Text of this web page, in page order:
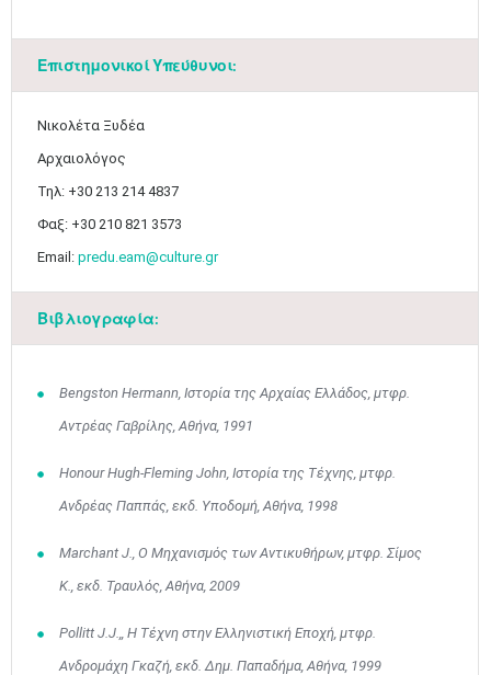
Επιστημονικοί Υπεύθυνοι:
Νικολέτα Ξυδέα
Αρχαιολόγος
Τηλ: +30 213 214 4837
Φαξ: +30 210 821 3573
Email: predu.eam@culture.gr
Βιβλιογραφία:
Bengston Hermann, Ιστορία της Αρχαίας Ελλάδος, μτφρ.
Αντρέας Γαβρίλης, Αθήνα, 1991
Honour Hugh-Fleming John, Ιστορία της Τέχνης, μτφρ.
Ανδρέας Παππάς, εκδ. Υποδομή, Αθήνα, 1998
Marchant J., Ο Μηχανισμός των Αντικυθήρων, μτφρ. Σίμος
Κ., εκδ. Τραυλός, Αθήνα, 2009
Pollitt J.J.,, Η Τέχνη στην Ελληνιστική Εποχή, μτφρ.
Ανδρομάχη Γκαζή, εκδ. Δημ. Παπαδήμα, Αθήνα, 1999